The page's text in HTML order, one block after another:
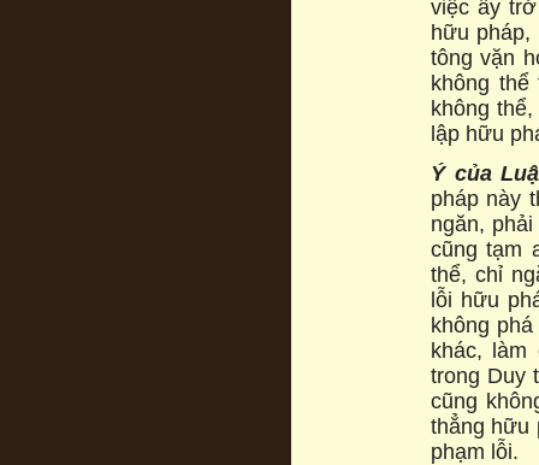
việc ấy
hữu
tông vặn
không
không
lập hữu
Ý của Luậ
pháp này
ngăn,
cũng tạm
thể, chỉ
lỗi hữu
không
khác,
trong Duy
cũng
thẳng hữu
phạm lỗi.